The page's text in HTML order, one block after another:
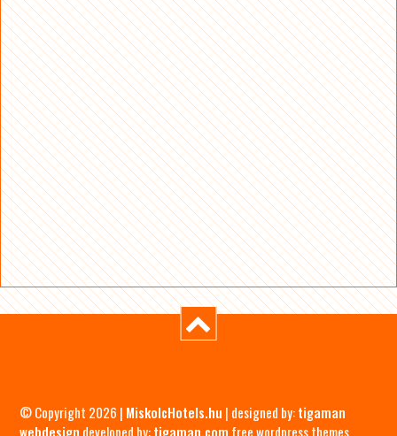
© Copyright 2026 | MiskolcHotels.hu | designed by:tigaman
webdesign developed by:tigaman.com free wordpress themes